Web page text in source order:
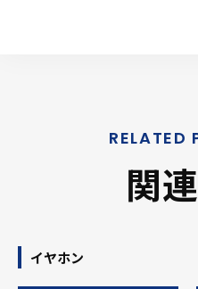
関
イヤホン